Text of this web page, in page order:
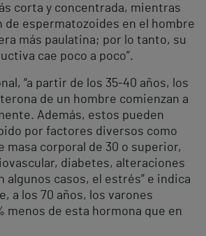
corta y concentrada, mientras
de espermatozoides en el hombre
más paulatina; por lo tanto, su
cae poco a poco”.
“a partir de los 35-40 años, los
de un hombre comienzan a
Además, estos pueden
por factores diversos como
masa corporal de 30 o superior,
diabetes, alteraciones
algunos casos, el estrés” e indica
a los 70 años, los varones
menos de esta hormona que en